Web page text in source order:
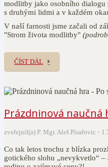
modlitby jako osobního dialogu
s druhými lidmi a v každém
V naší farnosti jsme začali od
"Strom života modlitby"
ČÍST DÁL
Prázdninová naučná
zveřejnil(a) P. Mgr. Aleš Písařovic
Co tak letos trochu z blízka
gotického slohu „nevykvetlo“